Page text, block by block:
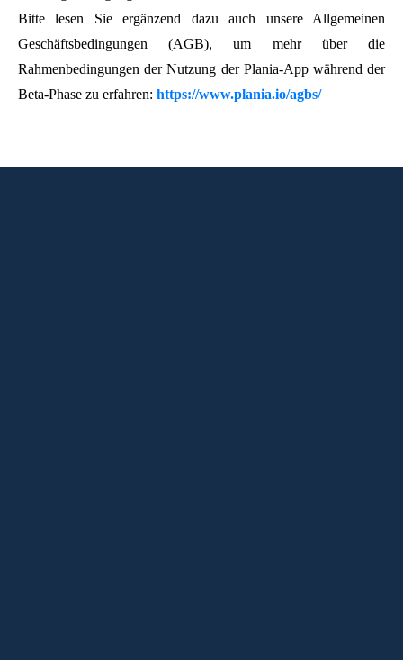
Bitte lesen Sie ergänzend dazu auch unsere Allgemeinen
Geschäftsbedingungen (AGB), um mehr über die
Rahmenbedingungen der Nutzung der Plania-App während der
Beta-Phase zu erfahren: https://www.plania.io/agbs/